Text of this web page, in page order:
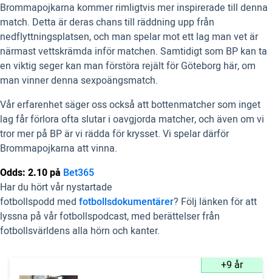
Brommapojkarna kommer rimligtvis mer inspirerade till denna
match. Detta är deras chans till räddning upp från
nedflyttningsplatsen, och man spelar mot ett lag man vet är
närmast vettskrämda inför matchen. Samtidigt som BP kan ta
en viktig seger kan man förstöra rejält för Göteborg här, om
man vinner denna sexpoängsmatch.
Vår erfarenhet säger oss också att bottenmatcher som inget
lag får förlora ofta slutar i oavgjorda matcher, och även om vi
tror mer på BP är vi rädda för krysset. Vi spelar därför
Brommapojkarna att vinna.
Odds: 2.10 på Bet365
Har du hört vår nystartade
fotbollspodd med fotbollsdokumentärer? Följ länken för att
lyssna på vår fotbollspodcast, med berättelser från
fotbollsvärldens alla hörn och kanter.
+9 år